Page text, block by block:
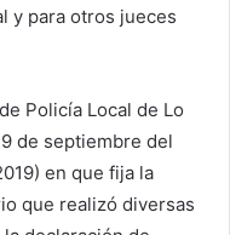
y para otros jueces
Policía Local de Lo
de septiembre del
en que fija la
que realizó diversas